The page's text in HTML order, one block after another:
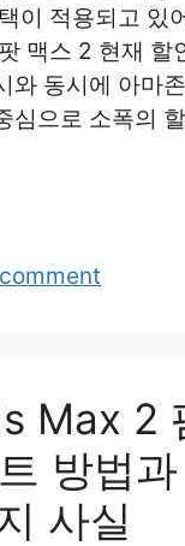
이 적용되고 있
맥스 2 현재 할
와 동시에 아마
심으로 소폭의
Max 2
방법
사실